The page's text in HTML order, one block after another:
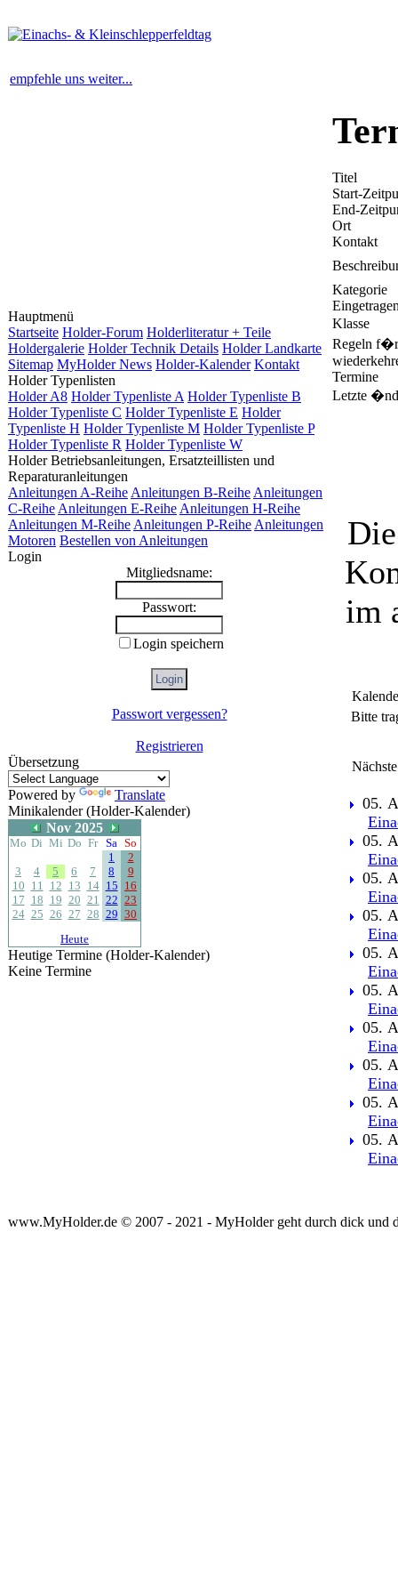
empfehle uns weiter...
Hauptmenü
Startseite Holder-Forum Holderliteratur + Teile
Holdergalerie Holder Technik Details Holder Landkarte
Sitemap MyHolder News Holder-Kalender Kontakt
Holder Typenlisten
Holder A8 Holder Typenliste A Holder Typenliste B
Holder Typenliste C Holder Typenliste E Holder
Typenliste H Holder Typenliste M Holder Typenliste P
Holder Typenliste R Holder Typenliste W
Holder Betriebsanleitungen, Ersatzteillisten und
Reparaturanleitungen
Anleitungen A-Reihe Anleitungen B-Reihe Anleitungen
C-Reihe Anleitungen E-Reihe Anleitungen H-Reihe
Anleitungen M-Reihe Anleitungen P-Reihe Anleitungen
Motoren Bestellen von Anleitungen
Login
Mitgliedsname:
Passwort:
Login speichern
Passwort vergessen?
Registrieren
Übersetzung
Powered by
Translate
Minikalender (Holder-Kalender)
Nov 2025
Mo Di Mi Do Fr Sa So
1
2
3
4 5 6 7 8
9
10 11 12 13 14 15 16
17 18 19 20 21 22 23
24 25 26 27 28 29 30
Heute
Heutige Termine (Holder-Kalender)
Keine Termine
Titel
Start-
End-
Ort
Kontakt
Kategorie
Klasse
Regeln f�r
Termine
Letzte
im
Bitte
05.
05.
05.
05.
05.
05.
05.
05.
05.
05.
www.MyHolder.de © 2007 - 2021 - MyHolder geht durch dick und